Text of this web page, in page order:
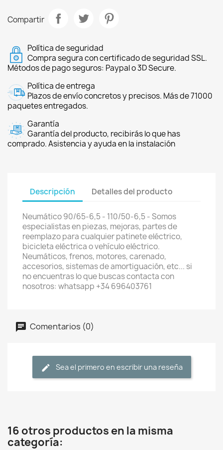
Compartir
Política de seguridad
Compra segura con certificado de seguridad SSL.
Métodos de pago seguros: Paypal o 3D Secure.
Política de entrega
Plazos de envío concretos y precisos. Más de 71000
paquetes entregados.
Garantía
Garantía del producto, recibirás lo que has
comprado. Asistencia y ayuda en la instalación
Descripción Detalles del producto
Neumático 90/65-6,5 - 110/50-6,5 - Somos
especialistas en piezas, mejoras, partes de
reemplazo para cualquier patinete eléctrico,
bicicleta eléctrica o vehículo eléctrico.
Neumáticos, frenos, motores, carenado,
accesorios, sistemas de amortiguación, etc... si
no encuentras lo que buscas contacta con
nosotros: whatsapp +34 696403761
Comentarios (0)
Sea el primero en escribir una reseña
16 otros productos en la misma
categoría: